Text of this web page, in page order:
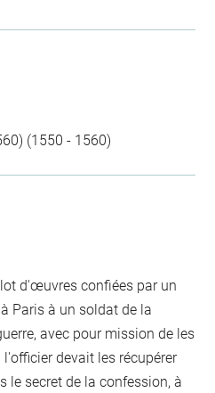
(1550 - 1560)
d'œuvres confiées par un
Paris à un soldat de la
avec pour mission de les
devait les récupérer
le secret de la confession, à